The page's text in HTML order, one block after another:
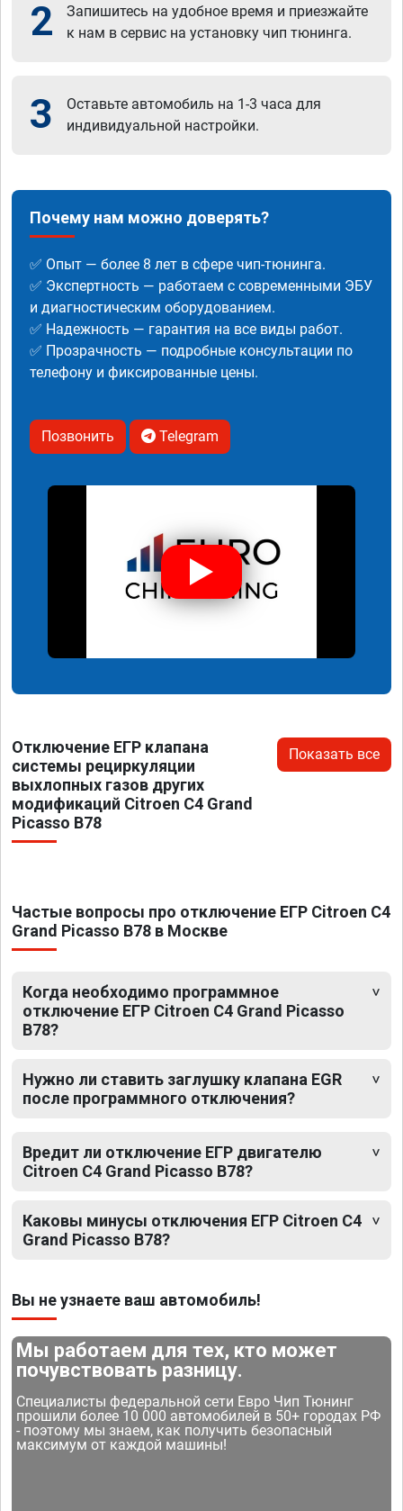
2
Запишитесь на удобное время и приезжайте
к нам в сервис на установку чип тюнинга.
3
Оставьте автомобиль на 1-3 часа для
индивидуальной настройки.
Почему нам можно доверять?
✅ Опыт — более 8 лет в сфере чип-тюнинга.
✅ Экспертность — работаем с современными ЭБУ
и диагностическим оборудованием.
✅ Надежность — гарантия на все виды работ.
✅ Прозрачность — подробные консультации по
телефону и фиксированные цены.
Позвонить Telegram
Отключение ЕГР клапана
системы рециркуляции
выхлопных газов других
модификаций Citroen C4 Grand
Picasso B78
Показать все
Частые вопросы про отключение ЕГР Citroen C4
Grand Picasso B78 в Москве
Когда необходимо программное
отключение ЕГР Citroen C4 Grand Picasso
B78?
Нужно ли ставить заглушку клапана EGR
после программного отключения?
Вредит ли отключение ЕГР двигателю
Citroen C4 Grand Picasso B78?
Каковы минусы отключения ЕГР Citroen C4
Grand Picasso B78?
Вы не узнаете ваш автомобиль!
Мы работаем для тех, кто может
почувствовать разницу.
Специалисты федеральной сети Евро Чип Тюнинг
прошили более 10 000 автомобилей в 50+ городах РФ
- поэтому мы знаем, как получить безопасный
максимум от каждой машины!